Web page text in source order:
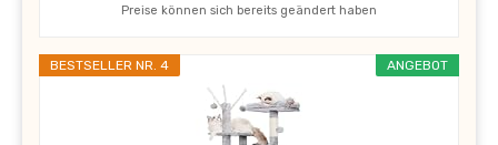
Preise können sich bereits geändert haben
ANGEBOT
BESTSELLER NR. 4